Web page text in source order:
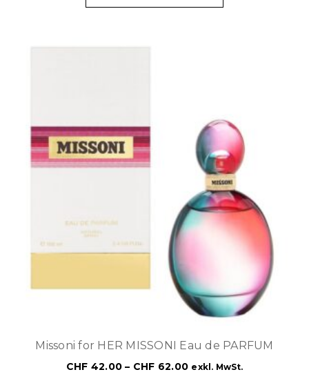
Missoni for HER MISSONI Eau de PARFUM
CHF 42.00 – CHF 62.00 exkl. MwSt.